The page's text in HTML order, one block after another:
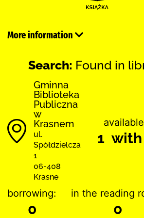
More information
Search: Found in
Gminna
Biblioteka
Publiczna
w
Krasnem
ul.
Spółdzielcza
1
06-408
Krasne
1 with
borrowing:
0
in the reading
0